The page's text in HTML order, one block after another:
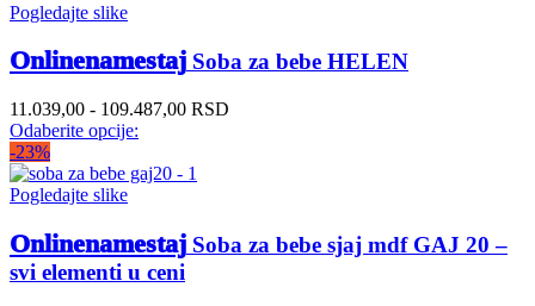
Pogledajte slike
Onlinenamestaj Soba za bebe HELEN
11.039,00 - 109.487,00 RSD
Odaberite opcije:
-23%
Pogledajte slike
Onlinenamestaj Soba za bebe sjaj mdf GAJ 20 –
svi elementi u ceni